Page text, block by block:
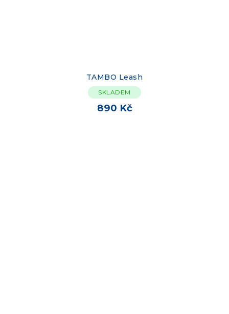
TAMBO Leash
SKLADEM
890 Kč